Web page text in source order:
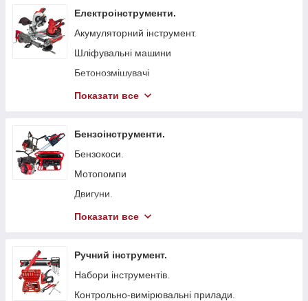
Електроінструменти.
Акумуляторний інструмент.
Шліфувальні машини
Бетонозмішувачі
Болгарка (КШМ)
Вібратори глибинні для бетону
Стрічкові пили
Токарні станки
Гайковерти мережеві
Свердлильні верстати
Штроборізи
Плиткорізи.
Електроножиці
Показати все
Бензоінструменти.
Бензокоси.
Мотопомпи
Двигуни.
Бензопили.
Віброплити
Бензинові газонокосарки.
Бетонорізи
Показати все
Ручний інструмент.
Набори інструментів.
Контрольно-вимірювальні прилади.